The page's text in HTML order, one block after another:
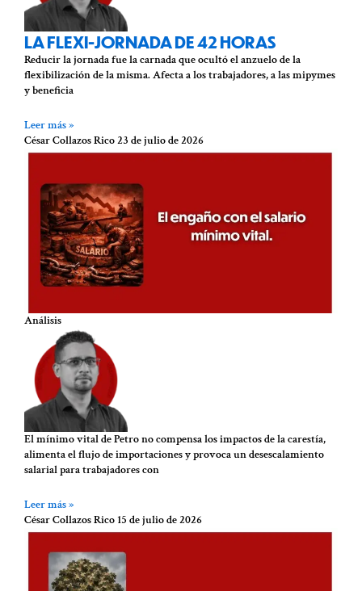
LA FLEXI-JORNADA DE 42 HORAS
Reducir la jornada fue la carnada que ocultó el anzuelo de la
flexibilización de la misma. Afecta a los trabajadores, a las mipymes
y beneficia
Leer más »
César Collazos Rico23 de julio de 2026
Análisis
El mínimo vital de Petro no compensa los impactos de la carestía,
alimenta el flujo de importaciones y provoca un desescalamiento
salarial para trabajadores con
Leer más »
César Collazos Rico 15 de julio de 2026